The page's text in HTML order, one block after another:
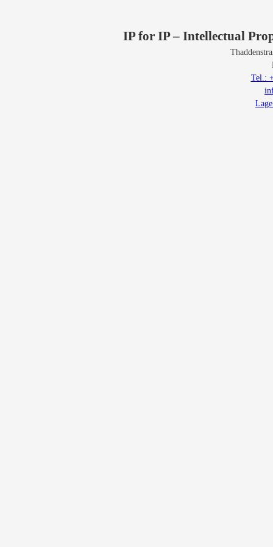
IP for IP – Intellectual
Tel.: